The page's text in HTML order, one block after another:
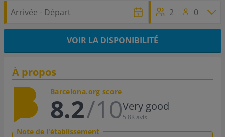
2 0
VOIR LA DISPONIBILITÉ
À propos
Barcelona.org score
8.2/10Very good
5.8K avis
Note de l'établissement